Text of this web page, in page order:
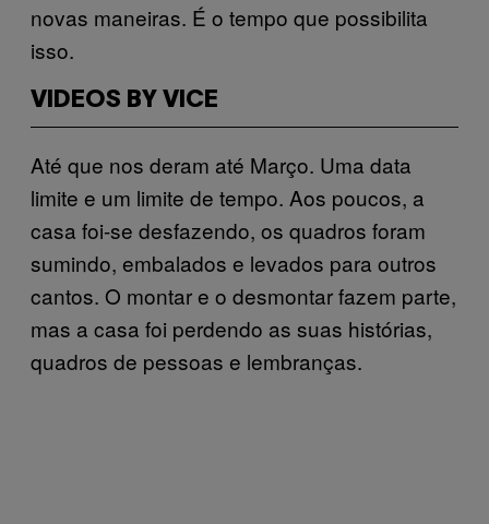
novas maneiras. É o tempo que possibilita
isso.
VIDEOS BY VICE
Até que nos deram até Março. Uma data
limite e um limite de tempo. Aos poucos, a
casa foi-se desfazendo, os quadros foram
sumindo, embalados e levados para outros
cantos. O montar e o desmontar fazem parte,
mas a casa foi perdendo as suas histórias,
quadros de pessoas e lembranças.